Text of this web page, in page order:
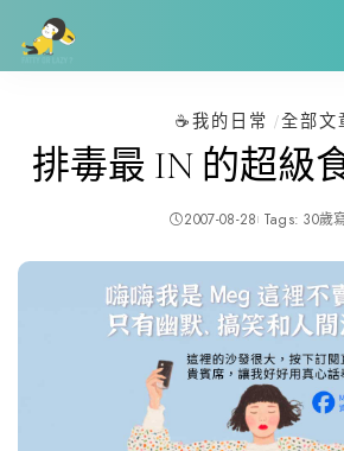
☕️我的日常 全部文
排毒最 IN 的超級
2007-08-28 Tags: 30歲